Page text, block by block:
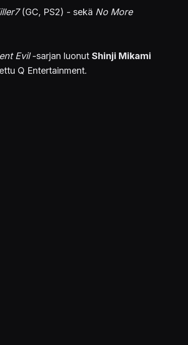
(GC, PS2) - sekä No More
Evil-sarjan luonut Shinji Mikami
Q Entertainment.